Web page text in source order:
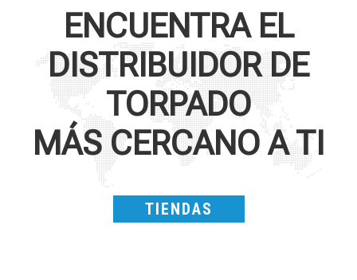
ENCUENTRA EL
DISTRIBUIDOR DE
TORPADO
MÁS CERCANO A TI
TIENDAS